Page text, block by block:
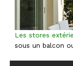
Les stores
sous un balcon